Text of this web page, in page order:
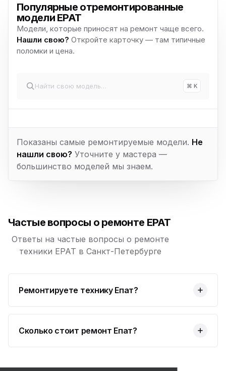
Популярные отремонтированные
модели EPAT
Модели, которые приносят на ремонт чаще всего.
Нашли свою? Откройте карточку — там типичные
поломки и цена.
⌘ K
Показаны самые ремонтируемые модели. Не
нашли свою? Уточните у мастера —
большинство моделей мы знаем.
Частые вопросы о ремонте EPAT
Ответы на частые вопросы о ремонте
техники EPAT в Санкт-Петербурге
Ремонтируете технику Епат?
Сколько стоит ремонт Епат?